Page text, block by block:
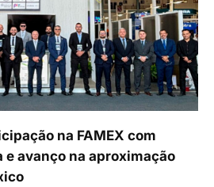
na FAMEX com
avanço na aproximação